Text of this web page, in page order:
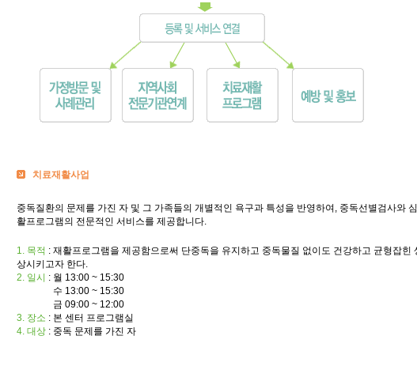
치료재활사업
중독질환의 문제를 가진 자 및 그 가족들의 개별적인 욕구과 특성을 반영하여, 중독선별검사와
활프로그램의 전문적인 서비스를 제공합니다.
1. 목적 : 재활프로그램을 제공함으로써 단중독을 유지하고 중독물질 없이도 건강하고 균형잡힌
상시키고자 한다.
2. 일시
: 월 13:00 ~ 15:30
수 13:00 ~ 15:30
금 09:00 ~ 12:00
3. 장소 : 본 센터 프로그램실
4. 대상 : 중독 문제를 가진 자